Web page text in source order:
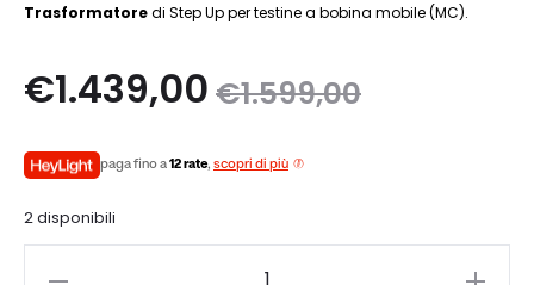
Trasformatoredi Step Up per testine a bobina mobile (MC).
€1.599,00
Il
originale
era:
€1.439,00
è:
paga fino a12 rate, scopri di più
2 disponibili